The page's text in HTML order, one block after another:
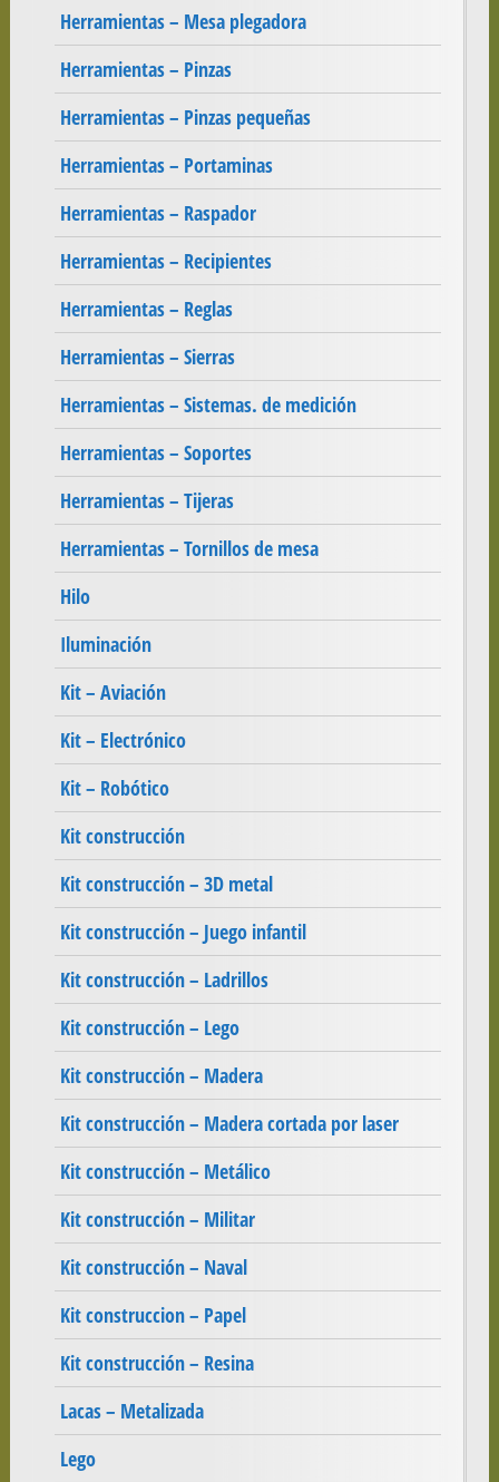
Herramientas – Mesa plegadora
Herramientas – Pinzas
Herramientas – Pinzas pequeñas
Herramientas – Portaminas
Herramientas – Raspador
Herramientas – Recipientes
Herramientas – Reglas
Herramientas – Sierras
Herramientas – Sistemas. de medición
Herramientas – Soportes
Herramientas – Tijeras
Herramientas – Tornillos de mesa
Hilo
Iluminación
Kit – Aviación
Kit – Electrónico
Kit – Robótico
Kit construcción
Kit construcción – 3D metal
Kit construcción – Juego infantil
Kit construcción – Ladrillos
Kit construcción – Lego
Kit construcción – Madera
Kit construcción – Madera cortada por laser
Kit construcción – Metálico
Kit construcción – Militar
Kit construcción – Naval
Kit construccion – Papel
Kit construcción – Resina
Lacas – Metalizada
Lego